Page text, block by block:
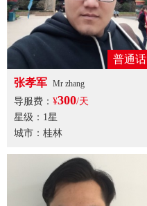
普通话
张孝军 Mr zhang
导服费： ¥300/天
星级：1星
城市：桂林